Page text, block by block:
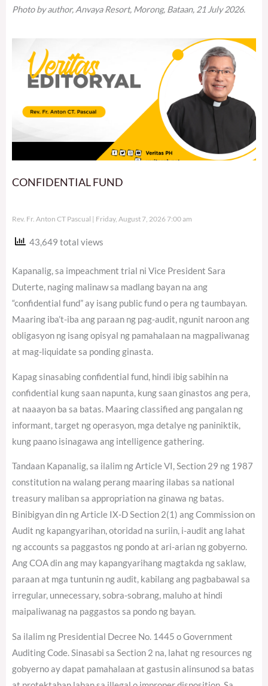
Photo by author, Anvaya Resort, Morong, Bataan, 21 July 2026.
CONFIDENTIAL FUND
Rev. Fr. Anton CT Pascual Friday, August 7, 2026 7:00 am
43,649 total views
Kapanalig, sa impeachment trial ni Vice President Sara
Duterte, naging malinaw sa madlang bayan na ang
“confidential fund” ay isang public fund o pera ng taumbayan.
Maaring iba’t-iba ang paraan ng pag-audit, ngunit naroon ang
obligasyon ng isang opisyal ng pamahalaan na magpaliwanag
at mag-liquidate sa ponding ginasta.
Kapag sinasabing confidential fund, hindi ibig sabihin na
confidential kung saan napunta, kung saan ginastos ang pera,
at naaayon ba sa batas. Maaring classified ang pangalan ng
informant, target ng operasyon, mga detalye ng paniniktik,
kung paano isinagawa ang intelligence gathering.
Tandaan Kapanalig, sa ilalim ng Article VI, Section 29 ng 1987
constitution na walang perang maaring ilabas sa national
treasury maliban sa appropriation na ginawa ng batas.
Binibigyan din ng Article IX-D Section 2(1) ang Commission on
Audit ng kapangyarihan, otoridad na suriin, i-audit ang lahat
ng accounts sa paggastos ng pondo at ari-arian ng gobyerno.
Ang COA din ang may kapangyarihang magtakda ng saklaw,
paraan at mga tuntunin ng audit, kabilang ang pagbabawal sa
irregular, unnecessary, sobra-sobrang, maluho at hindi
maipaliwanag na paggastos sa pondo ng bayan.
Sa ilalim ng Presidential Decree No. 1445 o Government
Auditing Code. Sinasabi sa Section 2 na, lahat ng resources ng
gobyerno ay dapat pamahalaan at gastusin alinsunod sa batas